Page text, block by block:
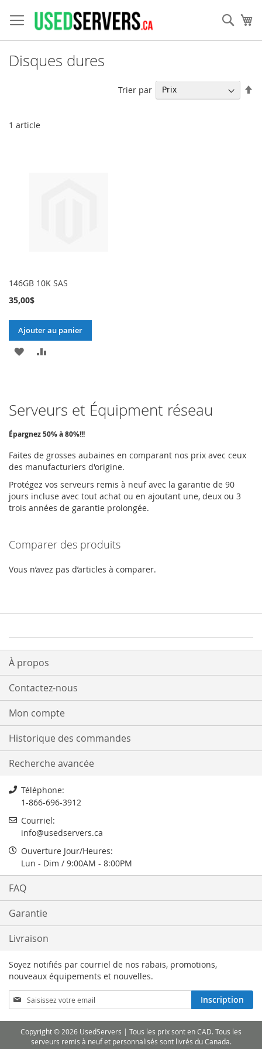
au
contenu
Disques dures
1 article
Trier par
146GB 10K SAS
35,00$
Ajouter au panier
AJOUTER
LISTE
D’ENVIE
Serveurs et Équipment réseau
Épargnez 50% à 80%!!!
Faites de grosses aubaines en comparant nos prix avec ceux
des manufacturiers d'origine.
Protégez vos serveurs remis à neuf avec la garantie de 90
jours incluse avec tout achat ou en ajoutant une, deux ou 3
trois années de garantie prolongée.
Comparer des produits
Vous n’avez pas d’articles à comparer.
À propos
Contactez-nous
Mon compte
Historique des commandes
Recherche avancée
Téléphone:
1-866-696-3912
Courriel:
info@usedservers.ca
Ouverture Jour/Heures:
Lun - Dim / 9:00AM - 8:00PM
FAQ
Garantie
Livraison
Soyez notifiés par courriel de nos rabais, promotions,
nouveaux équipements et nouvelles.
Inscription
à
notre
lettre
d’information
Inscription
Copyright © 2026 UsedServers | Tous les prix sont en CAD. Tous les
serveurs remis à neuf et personnalisés sont livrés du Canada.